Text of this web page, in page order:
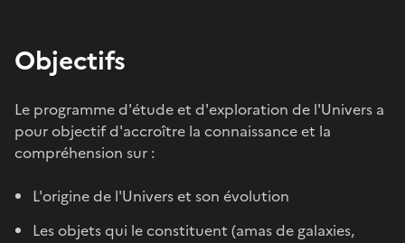
Objectifs
Le programme d'étude et d'exploration de l'Univers a
pour objectif d'accroître la connaissance et la
compréhension sur :
L'origine de l'Univers et son évolution
Les objets qui le constituent (amas de galaxies,